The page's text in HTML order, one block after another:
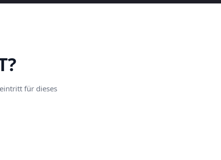
für dieses